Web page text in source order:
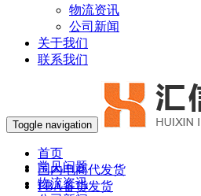
物流资讯
公司新闻
关于我们
联系我们
Toggle navigation
首页
国内电商代发货
FBA备货发货
常见问题
物流资讯